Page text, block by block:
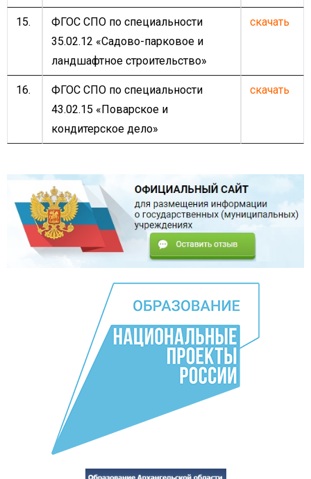
15.
ФГОС СПО по специальности
35.02.12 «Садово-парковое и
ландшафтное строительство»
скачать
16.
ФГОС СПО по специальности
43.02.15 «Поварское и
кондитерское дело»
скачать